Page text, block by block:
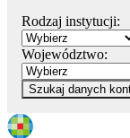
Rodzaj instytucji:
Województwo:
Szukaj danych